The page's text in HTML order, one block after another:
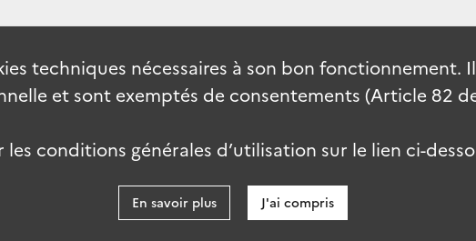
techniques nécessaires à son bon fonctionnement.
et sont exemptés de consentements (Article 82
conditions générales d’utilisation sur le lien ci-
En savoir plus J'ai compris